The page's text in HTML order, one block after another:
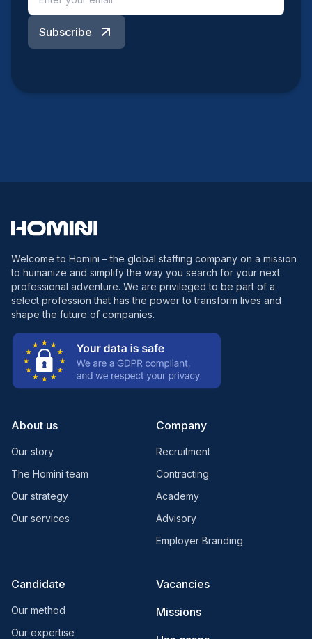
Subscribe
Welcome to Homini – the global staffing company on a mission
to humanize and simplify the way you search for your next
professional adventure. We are privileged to be part of a
select profession that has the power to transform lives and
shape the future of companies.
About us
Our story
The Homini team
Our strategy
Our services
Company
Recruitment
Contracting
Academy
Advisory
Employer Branding
Candidate
Our method
Our expertise
Vacancies
Missions